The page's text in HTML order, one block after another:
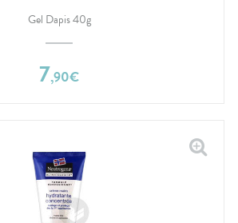
Gel Dapis 40g
7,90€